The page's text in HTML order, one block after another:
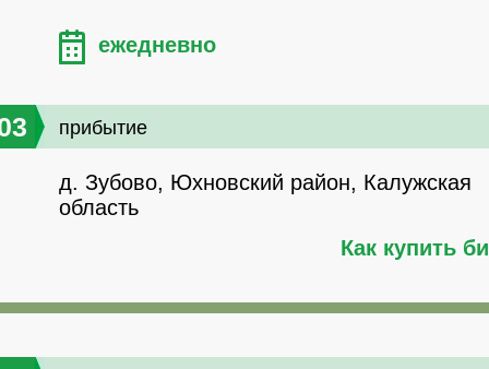
ежедневно
прибытие
д. Зубово, Юхновский район, Калужская
область
Как купить